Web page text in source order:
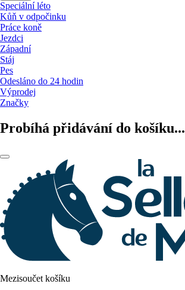
Speciální léto
Kůň v odpočinku
Práce koně
Jezdci
Západní
Stáj
Pes
Odesláno do 24 hodin
Výprodej
Značky
Probíhá přidávání do košíku...
Mezisoučet košíku